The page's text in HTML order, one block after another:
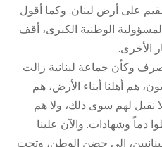
على أرض لبنان. وكما أقول
الوطنية الكبرى، أقف
الأخرى.
وكأن جماعة لبنانية زالت
هم أهلنا أبناء الأرض، هم
نقبل لهم سوى ذلك، ولا هم
دماً وشهادات. والآن علينا
إلى حضن الوطن، وتحت